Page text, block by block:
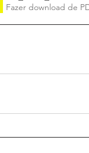
Fazer download de